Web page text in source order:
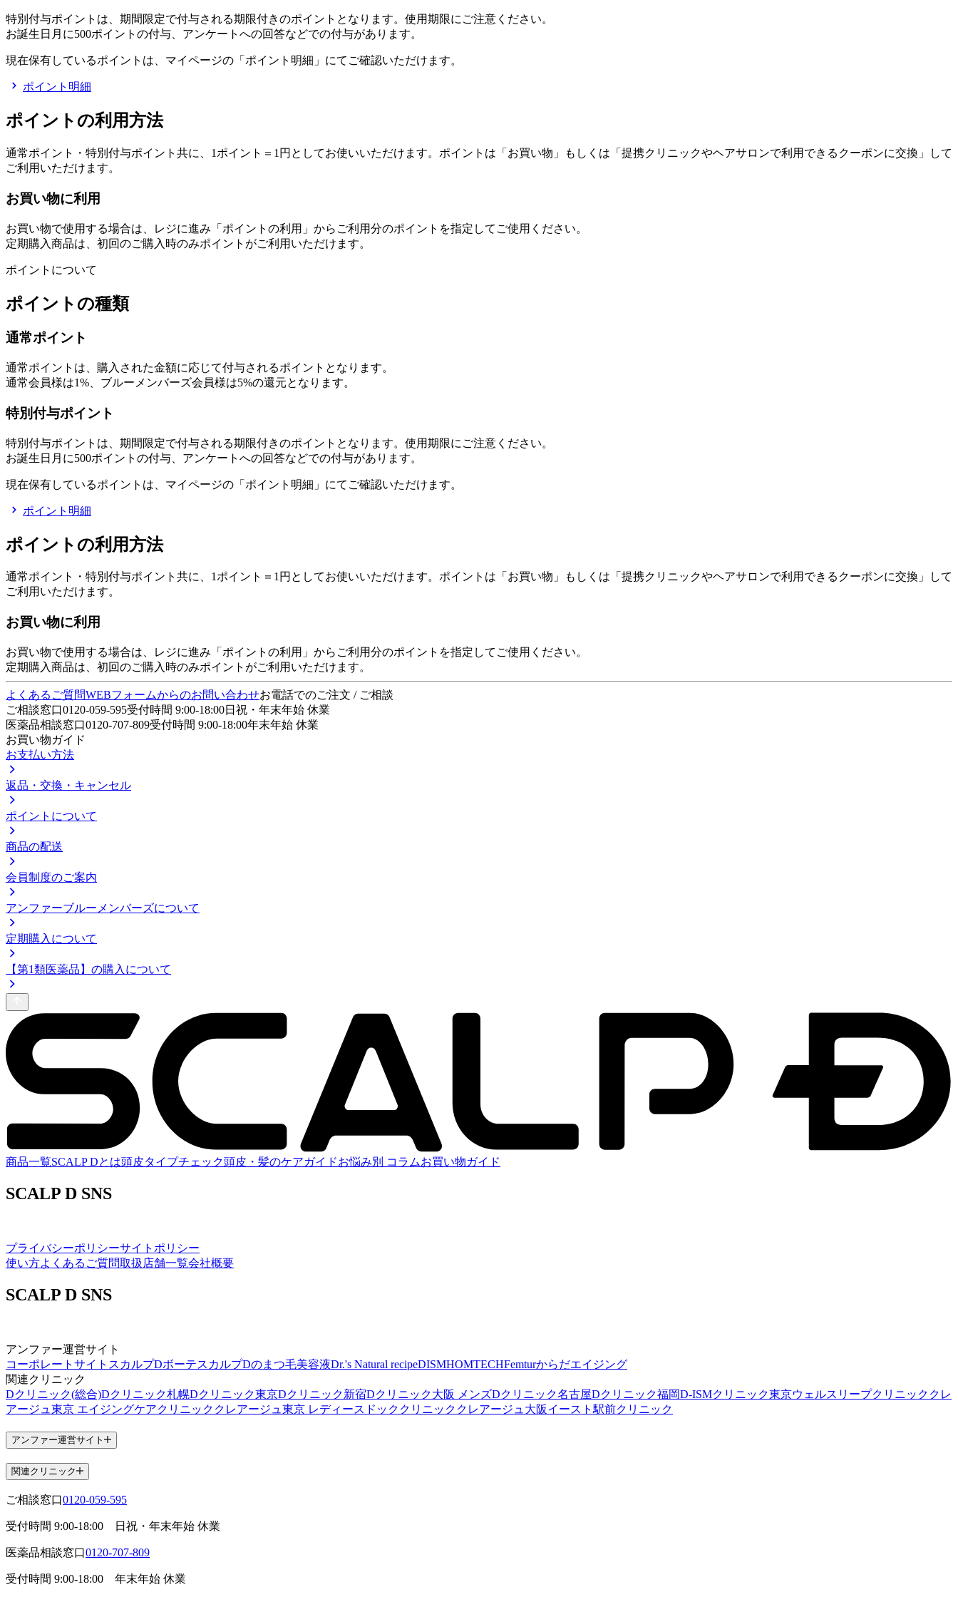
特別付与ポイントは、期間限定で付与される期限付きのポイントとなります。使用期限にご注意ください。
お誕生日月に500ポイントの付与、アンケートへの回答などでの付与があります。
現在保有しているポイントは、マイページの「ポイント明細」にてご確認いただけます。
ポイント明細
ポイントの利用方法
通常ポイント・特別付与ポイント共に、1ポイント＝1円としてお使いいただけます。ポイントは「お買い物」もしくは「提携クリニックやヘアサロンで利用できるクーポンに交換」して
ご利用いただけます。
お買い物に利用
お買い物で使用する場合は、レジに進み「ポイントの利用」からご利用分のポイントを指定してご使用ください。
定期購入商品は、初回のご購入時のみポイントがご利用いただけます。
ポイントについて
ポイントの種類
通常ポイント
通常ポイントは、購入された金額に応じて付与されるポイントとなります。
通常会員様は1%、ブルーメンバーズ会員様は5%の還元となります。
特別付与ポイント
特別付与ポイントは、期間限定で付与される期限付きのポイントとなります。使用期限にご注意ください。
お誕生日月に500ポイントの付与、アンケートへの回答などでの付与があります。
現在保有しているポイントは、マイページの「ポイント明細」にてご確認いただけます。
ポイント明細
ポイントの利用方法
通常ポイント・特別付与ポイント共に、1ポイント＝1円としてお使いいただけます。ポイントは「お買い物」もしくは「提携クリニックやヘアサロンで利用できるクーポンに交換」して
ご利用いただけます。
お買い物に利用
お買い物で使用する場合は、レジに進み「ポイントの利用」からご利用分のポイントを指定してご使用ください。
定期購入商品は、初回のご購入時のみポイントがご利用いただけます。
よくあるご質問WEBフォームからのお問い合わせお電話でのご注文 / ご相談
ご相談窓口0120-059-595受付時間 9:00-18:00日祝・年末年始 休業
医薬品相談窓口0120-707-809受付時間 9:00-18:00年末年始 休業
お買い物ガイド
お支払い方法
返品・交換・キャンセル
ポイントについて
商品の配送
会員制度のご案内
アンファーブルーメンバーズについて
定期購入について
【第1類医薬品】の購入について
商品一覧SCALP Dとは頭皮タイプチェック頭皮・髪のケアガイドお悩み別 コラムお買い物ガイド
SCALP D SNS
プライバシーポリシーサイトポリシー
使い方よくあるご質問取扱店舗一覧会社概要
SCALP D SNS
アンファー運営サイト
コーポレートサイト スカルプDボーテスカルプDのまつ毛美容液Dr.'s Natural recipeDISMHOMTECHFemturからだエイジング
関連クリニック
Dクリニック(総合)Dクリニック札幌Dクリニック東京Dクリニック新宿Dクリニック大阪 メンズDクリニック名古屋Dクリニック福岡D-ISMクリニック東京ウェルスリープクリニック クレ
アージュ東京 エイジングケアクリニック クレアージュ東京 レディースドッククリニック クレアージュ大阪イースト駅前クリニック
アンファー運営サイト
関連クリニック
ご相談窓口0120-059-595
受付時間 9:00-18:00 日祝・年末年始 休業
医薬品相談窓口0120-707-809
受付時間 9:00-18:00 年末年始 休業